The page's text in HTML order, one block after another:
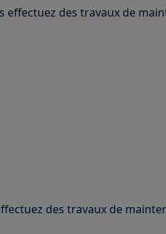
effectuez des travaux de
des travaux de